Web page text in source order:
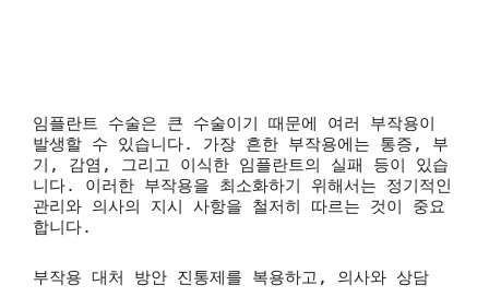
임플란트 수술은 큰 수술이기 때문에 여러 부작용이
발생할 수 있습니다. 가장 흔한 부작용에는 통증, 부
기, 감염, 그리고 이식한 임플란트의 실패 등이 있습
니다. 이러한 부작용을 최소화하기 위해서는 정기적인
관리와 의사의 지시 사항을 철저히 따르는 것이 중요
합니다.
부작용 대처 방안 진통제를 복용하고, 의사와 상담